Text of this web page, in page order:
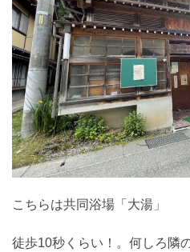
こちらは共同浴場「大湯」
徒歩10秒くらい！。何しろ隣